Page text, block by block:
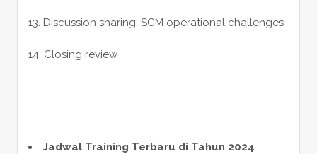
13. Discussion sharing: SCM operational challenges
14. Closing review
Jadwal Training Terbaru di Tahun 2024